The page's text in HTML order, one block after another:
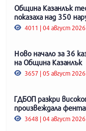
Община Казанлък
показаха над 350
4011 | 04 август 2026
Ново начало за 36
на Община Казанлък
3657 | 05 август 2026
ГДБОП разкри
произвеждала
3648 | 04 август 2026